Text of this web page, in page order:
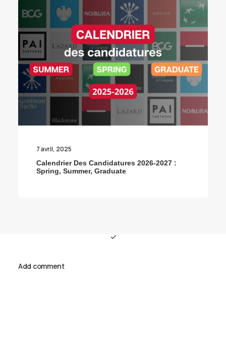
7 avril, 2025
Calendrier Des Candidatures 2026-2027 :
Spring, Summer, Graduate
Add comment